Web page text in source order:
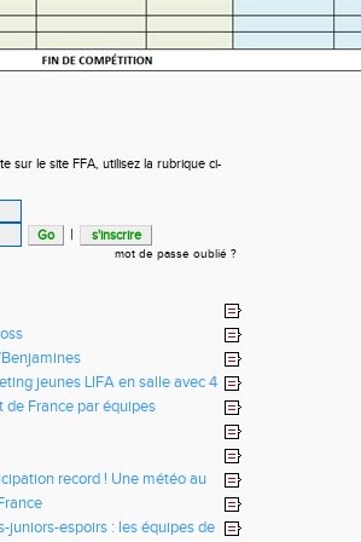
sur le site FFA, utilisez la rubrique ci-
|
mot de passe oublié ?
jeunes LIFA en salle avec 4
France par équipes
record ! Une météo au
juniors-espoirs : les équipes de